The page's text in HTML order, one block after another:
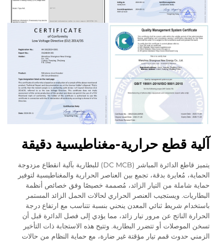
آلية قطع حرارية-مغناطيسية دقيقة
يتميز قاطع الدائرة المباشر (DC MCB) للبطارية بآلية انقطاع مزدوجة
الحماية، مُعايرة بدقة، تجمع بين العناصر الحرارية والمغناطيسية لتوفير
حماية شاملة من التيار الزائد، مُصممة خصيصًا وفق خصائص أنظمة
البطاريات. ويستجيب العنصر الحراري لحالات الحمل الزائد المستمر
باستخدام شريط ثنائي المعدن ينحني بنسبة تتناسب مع ارتفاع درجة
الحرارة الناتج عن مرور تيار زائد، مما يؤدي إلى فصل الدائرة قبل أن
تسخن الموصلات أو تتضرر البطارية. وتتيح هذه الاستجابة ذات التأخير
الزمني حدوث قمم تيار مؤقتة غير ضارة، مع حماية النظام من حالات